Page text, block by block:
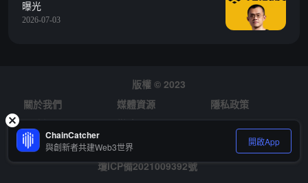
曝光
2026-07-03
版權 © 2023
關於我們
媒體資源
隱私政策
風險提示
徵才
瓊ICP備2021009392號
ChainCatcher
與創新者共建Web3世界 開啟App